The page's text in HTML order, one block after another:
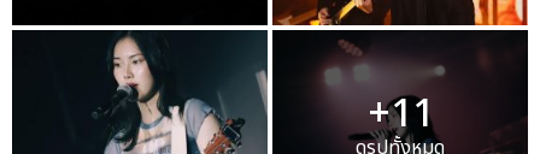
+11
ดูรูปทั้งหมด